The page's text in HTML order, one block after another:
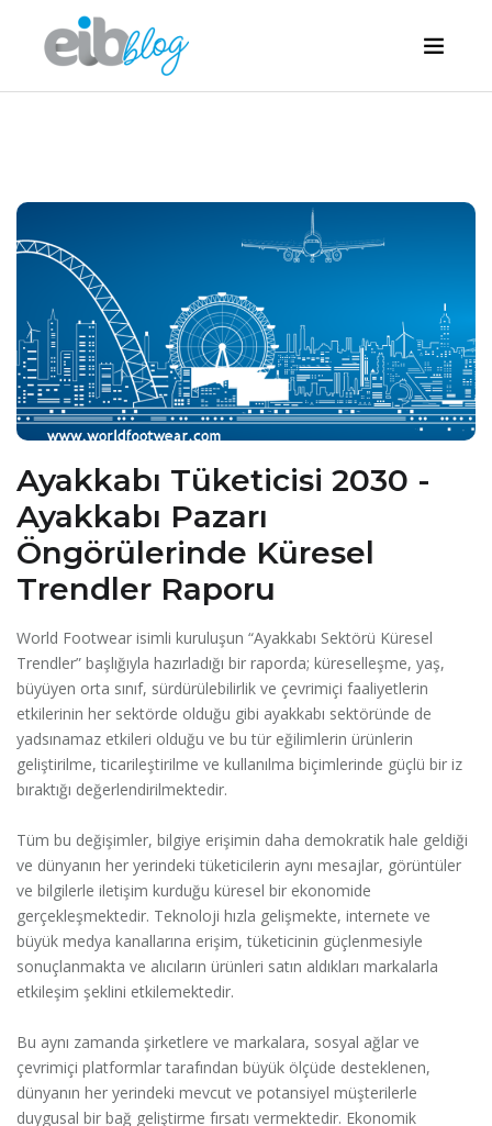
Ayakkabı Tüketicisi 2030 -
Ayakkabı Pazarı
Öngörülerinde Küresel
Trendler Raporu
World Footwear isimli kuruluşun “Ayakkabı Sektörü Küresel
Trendler” başlığıyla hazırladığı bir raporda; küreselleşme, yaş,
büyüyen orta sınıf, sürdürülebilirlik ve çevrimiçi faaliyetlerin
etkilerinin her sektörde olduğu gibi ayakkabı sektöründe de
yadsınamaz etkileri olduğu ve bu tür eğilimlerin ürünlerin
geliştirilme, ticarileştirilme ve kullanılma biçimlerinde güçlü bir iz
bıraktığı değerlendirilmektedir.
Tüm bu değişimler, bilgiye erişimin daha demokratik hale geldiği
ve dünyanın her yerindeki tüketicilerin aynı mesajlar, görüntüler
ve bilgilerle iletişim kurduğu küresel bir ekonomide
gerçekleşmektedir. Teknoloji hızla gelişmekte, internete ve
büyük medya kanallarına erişim, tüketicinin güçlenmesiyle
sonuçlanmakta ve alıcıların ürünleri satın aldıkları markalarla
etkileşim şeklini etkilemektedir.
Bu aynı zamanda şirketlere ve markalara, sosyal ağlar ve
çevrimiçi platformlar tarafından büyük ölçüde desteklenen,
dünyanın her yerindeki mevcut ve potansiyel müşterilerle
duygusal bir bağ geliştirme fırsatı vermektedir. Ekonomik